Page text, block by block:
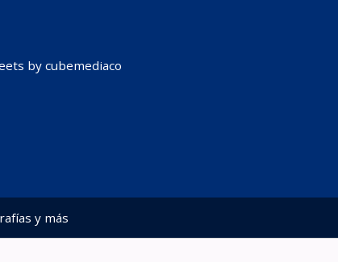
by cubemediaco
y más